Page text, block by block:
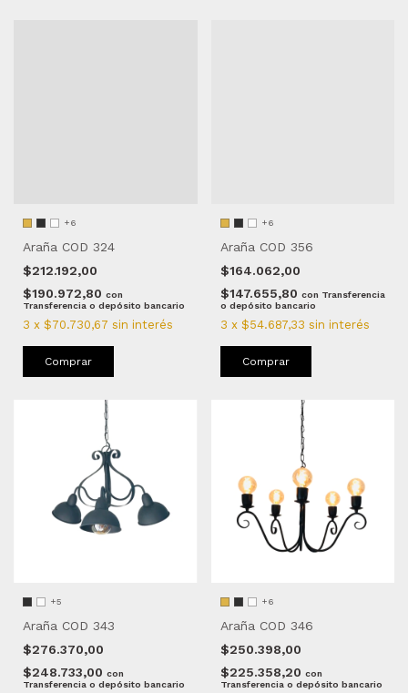
+6
Araña COD 324
$212.192,00
$190.972,80 con
Transferencia o depósito bancario
3 x $70.730,67 sin interés
Comprar
+6
Araña COD 356
$164.062,00
$147.655,80 con Transferencia
o depósito bancario
3 x $54.687,33 sin interés
Comprar
+5
Araña COD 343
$276.370,00
$248.733,00 con
Transferencia o depósito bancario
+6
Araña COD 346
$250.398,00
$225.358,20 con
Transferencia o depósito bancario